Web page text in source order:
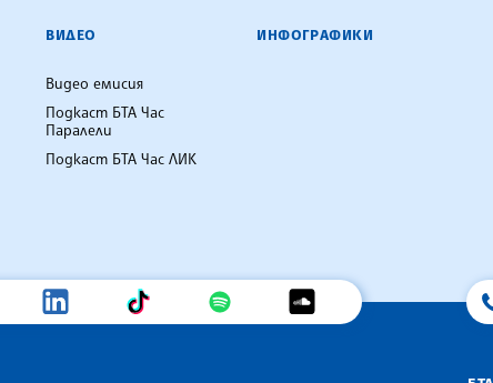
ВИДЕО
Видео емисия
Подкаст БТА Час
Паралели
Подкаст БТА Час ЛИК
ИНФОГРАФИКИ